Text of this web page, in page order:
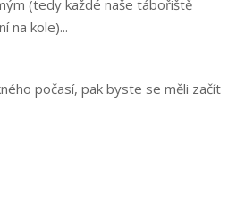
(tedy každé naše tábořiště
na kole)...
počasí, pak byste se měli začít